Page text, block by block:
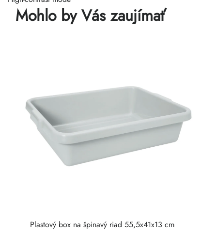
Mohlo by Vás zaujímať
Plastový box na špinavý riad 55,5x41x13 cm